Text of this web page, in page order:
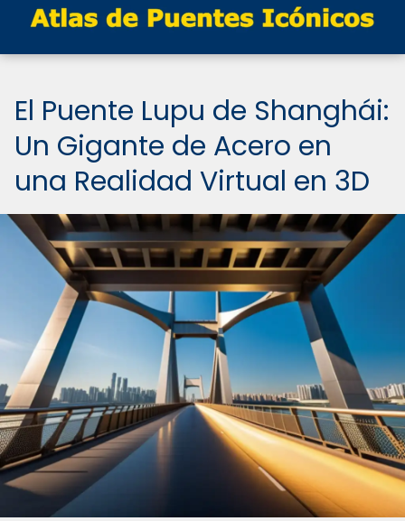
El Puente Lupu de Shanghái:
Un Gigante de Acero en
una Realidad Virtual en 3D